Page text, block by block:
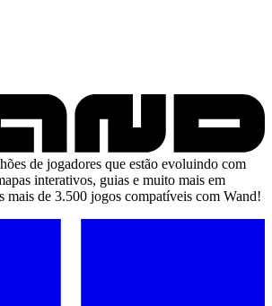
de jogadores que estão evoluindo com
interativos, guias e muito mais em
mais de 3.500 jogos compatíveis com Wand!